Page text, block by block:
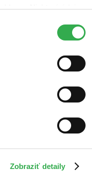
Niektoré údaje
cookies. Ďakujeme!
Zobraziť detaily